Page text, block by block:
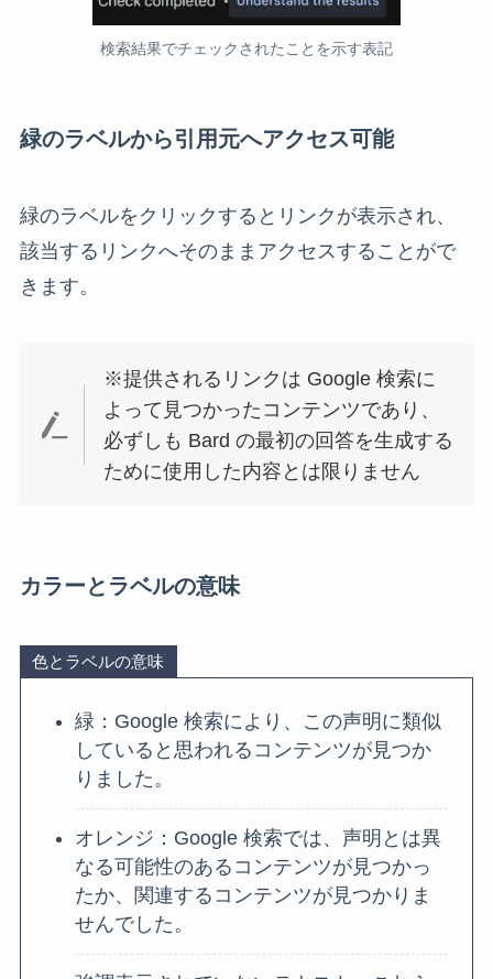
検索結果でチェックされたことを示す表記
緑のラベルから引用元へアクセス可能
緑のラベルをクリックするとリンクが表示され、
該当するリンクへそのままアクセスすることがで
きます。
※提供されるリンクは Google 検索に
よって見つかったコンテンツであり、
必ずしも Bard の最初の回答を生成する
ために使用した内容とは限りません
カラーとラベルの意味
色とラベルの意味
緑：Google 検索により、この声明に類似
していると思われるコンテンツが見つか
りました。
オレンジ：Google 検索では、声明とは異
なる可能性のあるコンテンツが見つかっ
たか、関連するコンテンツが見つかりま
せんでした。